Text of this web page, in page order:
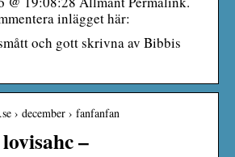
inlägget här:
och gott skrivna av Bibbis
› december › fanfanfan
–